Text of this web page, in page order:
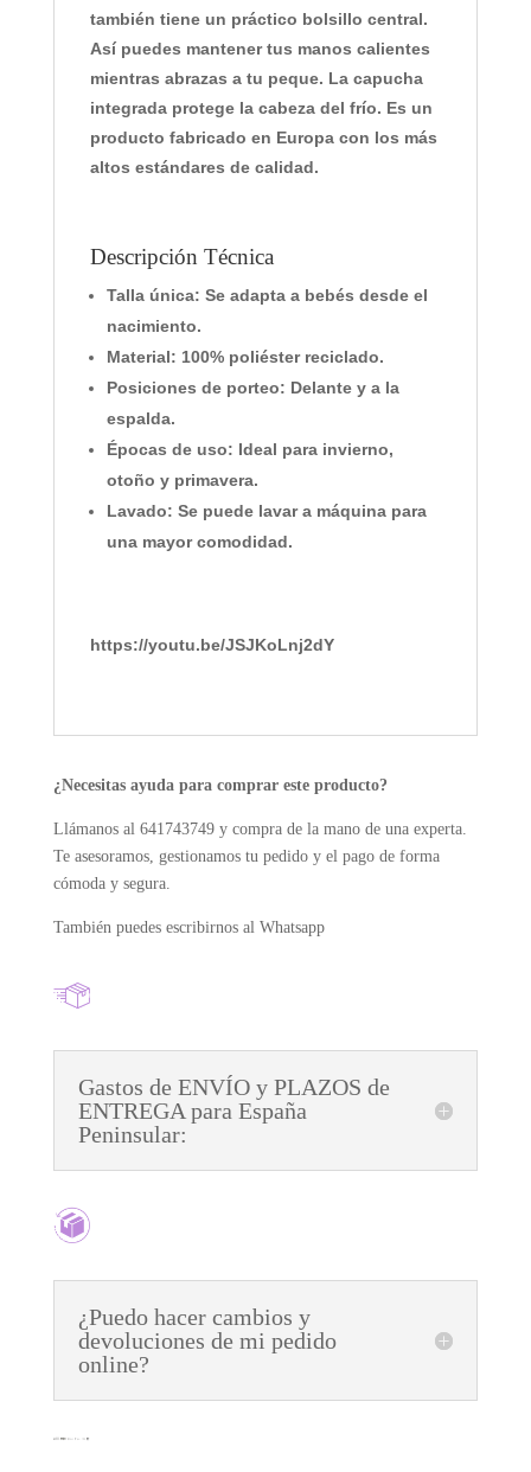
también tiene un práctico bolsillo central.
Así puedes mantener tus manos calientes
mientras abrazas a tu peque. La capucha
integrada protege la cabeza del frío. Es un
producto fabricado en Europa con los más
altos estándares de calidad.
Descripción Técnica
Talla única: Se adapta a bebés desde el
nacimiento.
Material: 100% poliéster reciclado.
Posiciones de porteo: Delante y a la
espalda.
Épocas de uso: Ideal para invierno,
otoño y primavera.
Lavado: Se puede lavar a máquina para
una mayor comodidad.
https://youtu.be/JSJKoLnj2dY
¿Necesitas ayuda para comprar este producto?
Llámanos al 641743749 y compra de la mano de una experta.
Te asesoramos, gestionamos tu pedido y el pago de forma
cómoda y segura.
También puedes escribirnos al Whatsapp
Gastos de ENVÍO y PLAZOS de
ENTREGA para España
Peninsular:
¿Puedo hacer cambios y
devoluciones de mi pedido
online?